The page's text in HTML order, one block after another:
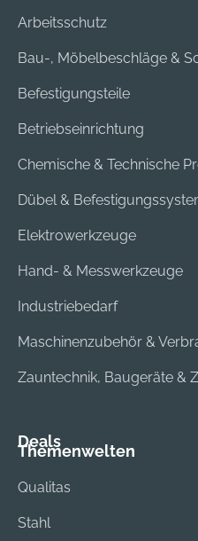
Arbeitsschutz
Bau-, Möbelbeschläge &
Befestigungsteile
Betriebseinrichtung
Chemische & Technische
Dübel &
Elektrowerkzeuge
Hand- & Messwerkzeuge
Industriebedarf
Maschinenzubehör &
Zauntechnik, Baugeräte &
Deals
Themenwelten
Qualitas
Stahl